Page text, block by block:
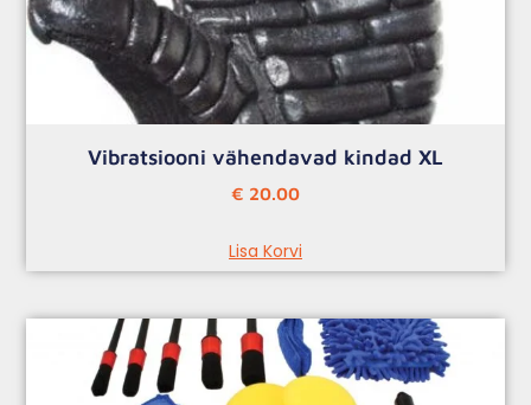
Vibratsiooni vähendavad kindad XL
€ 20.00
Lisa Korvi